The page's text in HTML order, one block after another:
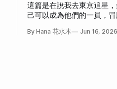
這篇是在說我去東京追星
己可以成為他們的一員，
By Hana 花水木 Jun 16, 2026